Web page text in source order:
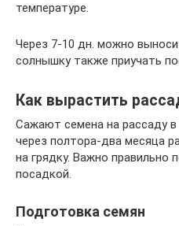
температуре.
Через 7-10 дн. можно
солнышку также приучать
Как вырастить
Сажают семена на рассаду
через полтора-два месяца
на грядку. Важно правильно
посадкой.
Подготовка семян